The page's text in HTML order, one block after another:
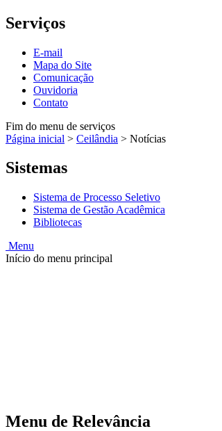
Serviços
E-mail
Mapa do Site
Comunicação
Ouvidoria
Contato
Fim do menu de serviços
Página inicial > Ceilândia > Notícias
Sistemas
Sistema de Processo Seletivo
Sistema de Gestão Acadêmica
Bibliotecas
Menu
Início do menu principal
Menu de Relevância